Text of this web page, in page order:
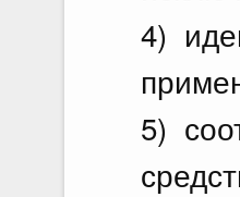
4)
5)